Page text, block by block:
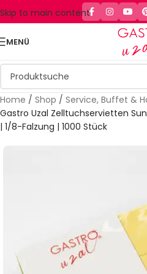
Skip to main content
MENÜ
Home / Shop / Service, Buffet &
Gastro Uzal Zelltuchservietten
| 1/8-Falzung | 1000 Stück